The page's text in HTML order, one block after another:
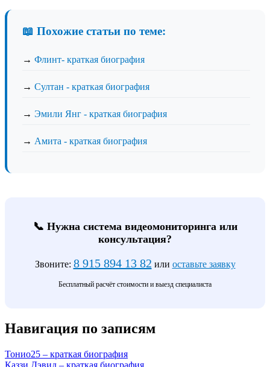
📖 Похожие статьи по теме:
→ Флинт- краткая биография
→ Султан - краткая биография
→ Эмили Янг - краткая биография
→ Амита - краткая биография
📞 Нужна система видеомониторинга или
консультация?
Звоните: 8 915 894 13 82 или оставьте заявку
Бесплатный расчёт стоимости и выезд специалиста
Навигация по записям
Тонио25 – краткая биография
Каззи Дэвид – краткая биография